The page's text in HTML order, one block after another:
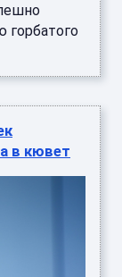
горбатого
в кювет